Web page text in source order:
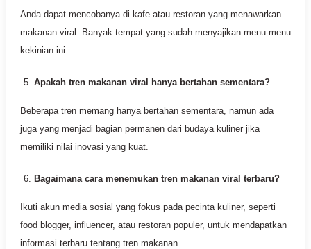
Anda dapat mencobanya di kafe atau restoran yang menawarkan
makanan viral. Banyak tempat yang sudah menyajikan menu-menu
kekinian ini.
Apakah tren makanan viral hanya bertahan sementara?
Beberapa tren memang hanya bertahan sementara, namun ada
juga yang menjadi bagian permanen dari budaya kuliner jika
memiliki nilai inovasi yang kuat.
Bagaimana cara menemukan tren makanan viral terbaru?
Ikuti akun media sosial yang fokus pada pecinta kuliner, seperti
food blogger, influencer, atau restoran populer, untuk mendapatkan
informasi terbaru tentang tren makanan.